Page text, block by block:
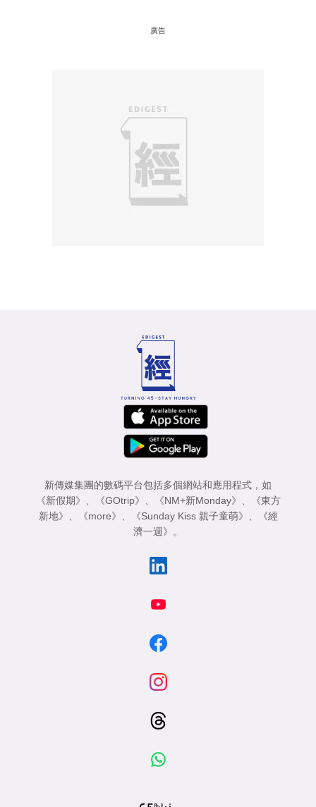
廣告
新傳媒集團的數碼平台包括多個網站和應用程式，如
《新假期》
《GOtrip》 《NM+新Monday》
《東方
新地》
《more》 《Sunday Kiss 親子童萌》
《經
濟一週》
。